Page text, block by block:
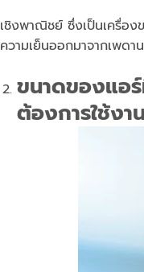
เชิงพาณิชย์ ซึ่งเป็นเครื่อ
ความเย็นออกมาจากเพด
ขนาดของแอ
ต้องการใช้งา